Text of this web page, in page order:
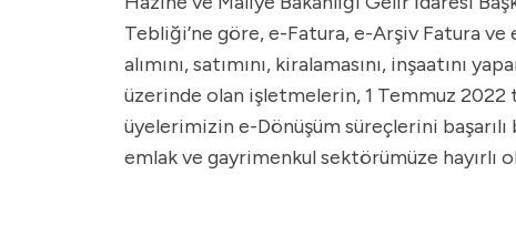
Tebliği’ne göre, e-Fatura, e-Arşiv Fatura ve
alımını, satımını, kiralamasını,
üzerinde olan işletmelerin, 1 Temmuz
üyelerimizin e-Dönüşüm süreçlerini
emlak ve gayrimenkul sektörümüze hayırlı